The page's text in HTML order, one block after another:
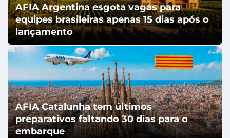
AFIA Argentina esgota vagas para
equipes brasileiras apenas 15 dias após o
lançamento
AFIA Catalunha tem últimos
preparativos faltando 30 dias para o
embarque